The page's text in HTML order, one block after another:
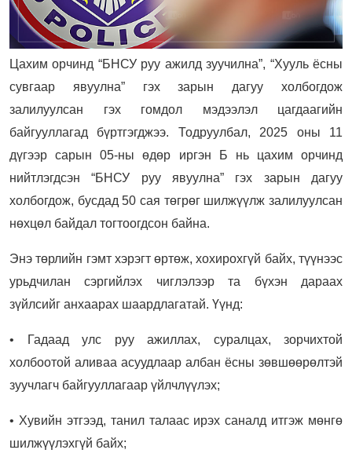
Цахим орчинд “БНСУ руу ажилд зуучилна”, “Хууль ёсны
сувгаар явуулна” гэх зарын дагуу холбогдож
залилуулсан гэх гомдол мэдээлэл цагдаагийн
байгууллагад бүртгэгджээ. Тодруулбал, 2025 оны 11
дүгээр сарын 05-ны өдөр иргэн Б нь цахим орчинд
нийтлэгдсэн “БНСУ руу явуулна” гэх зарын дагуу
холбогдож, бусдад 50 сая төгрөг шилжүүлж залилуулсан
нөхцөл байдал тогтоогдсон байна.
Энэ төрлийн гэмт хэрэгт өртөж, хохирохгүй байх, түүнээс
урьдчилан сэргийлэх чиглэлээр та бүхэн дараах
зүйлсийг анхаарах шаардлагатай. Үүнд:
• Гадаад улс руу ажиллах, суралцах, зорчихтой
холбоотой аливаа асуудлаар албан ёсны зөвшөөрөлтэй
зуучлагч байгууллагаар үйлчлүүлэх;
• Хувийн этгээд, танил талаас ирэх саналд итгэж мөнгө
шилжүүлэхгүй байх;